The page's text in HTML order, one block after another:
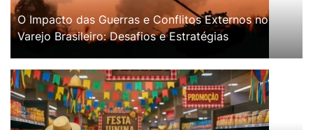
O Impacto das Guerras e Conflitos Externos no
Varejo Brasileiro: Desafios e Estratégias